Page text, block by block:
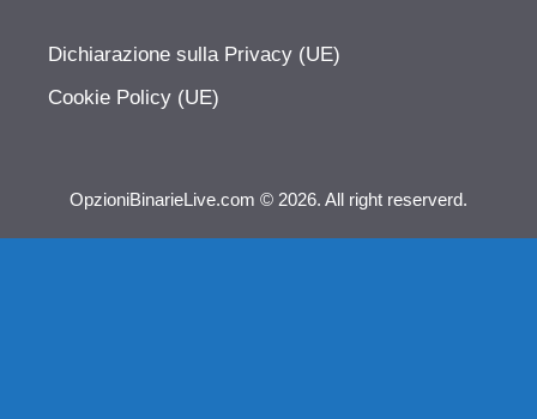
Dichiarazione sulla Privacy (UE)
Cookie Policy (UE)
OpzioniBinarieLive.com © 2026. All right reserverd.